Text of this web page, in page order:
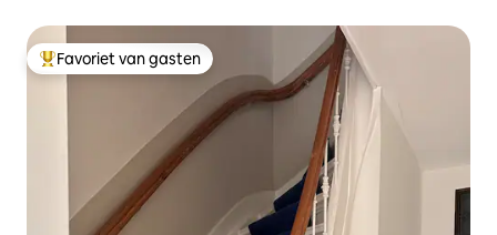
Topfavoriet van gasten
Favoriet van gasten